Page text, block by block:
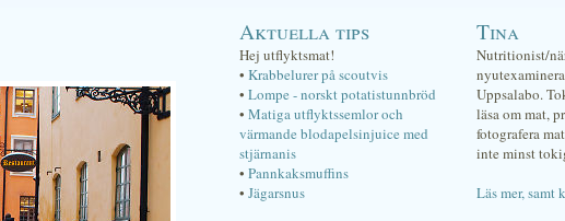
Aktuella tips
Hej utflyktsmat!
• Krabbelurer på scoutvis
• Lompe - norskt potatistunnbröd
• Matiga utflyktssemlor och
värmande blodapelsinjuice med
stjärnanis
• Pannkaksmuffins
• Jägarsnus
Tina
Nutritionist/
Uppsalabo.
läsa om mat,
fotografera
inte minst
Läs mer,